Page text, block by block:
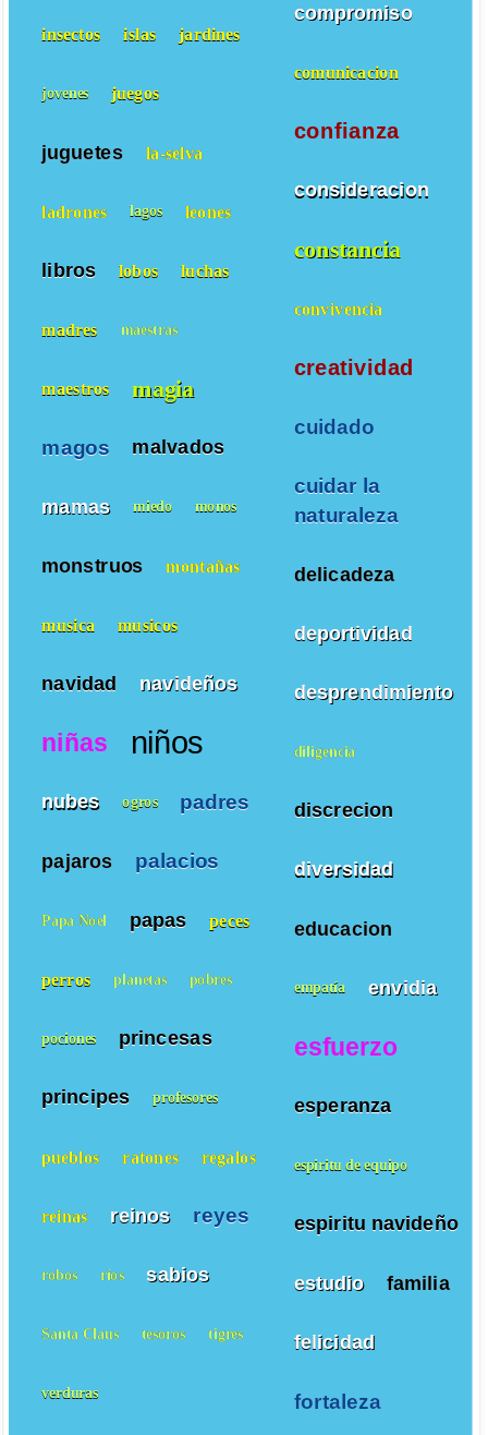
compromiso
comunicacion
confianza
consideracion
constancia
convivencia
creatividad
cuidado
cuidar la
naturaleza
delicadeza
deportividad
desprendimiento
diligencia
discrecion
diversidad
educacion
empatía envidia
esfuerzo
esperanza
espiritu de equipo
espiritu navideño
estudio familia
felicidad
fortaleza
insectos islas jardines
jovenes juegos
juguetes la-selva
ladrones lagos leones
libros lobos luchas
madres maestras
maestros magia
magos malvados
mamas miedo monos
monstruos montañas
musica musicos
navidad navideños
niñas niños
nubes ogros padres
pajaros palacios
Papa Noel papas peces
perros planetas pobres
pociones princesas
principes profesores
pueblos ratones regalos
reinas reinos reyes
robos ríos sabios
Santa Claus tesoros tigres
verduras